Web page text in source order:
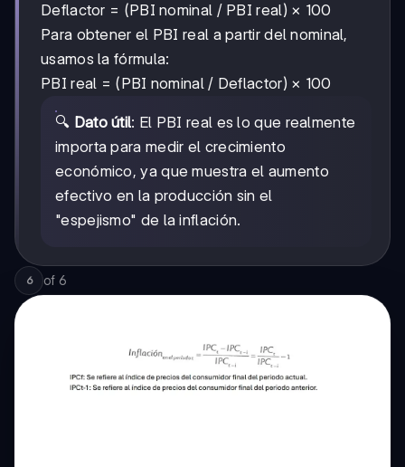
Deflactor = (PBI nominal / PBI real) × 100
Para obtener el PBI real a partir del nominal,
usamos la fórmula:
PBI real = (PBI nominal / Deflactor) × 100
🔍 Dato útil: El PBI real es lo que realmente
importa para medir el crecimiento
económico, ya que muestra el aumento
efectivo en la producción sin el
"espejismo" de la inflación.
6 of 6